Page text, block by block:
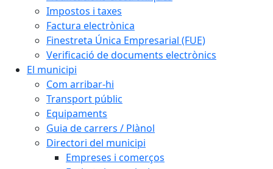
Impostos i taxes
Factura electrònica
Finestreta Única Empresarial (FUE)
Verificació de documents electrònics
El municipi
Com arribar-hi
Transport públic
Equipaments
Guia de carrers / Plànol
Directori del municipi
Empreses i comerços